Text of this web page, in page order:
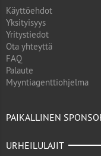
Käyttöehdot
Yksityisyys
Yritystiedot
Ota yhteyttä
FAQ
Palaute
Myyntiagenttiohjelma
PAIKALLINEN
URHEILULAJIT